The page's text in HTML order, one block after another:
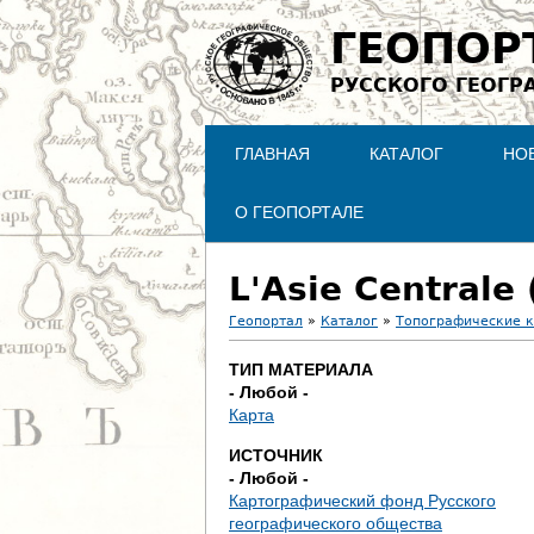
РУССКОГО
ГЛАВНАЯ КАТАЛОГ
О ГЕОПОРТАЛЕ
L'Asie Centrale
В
ы
з
д
Геопортал » Каталог » Топографические
ТИП МАТЕРИАЛА
- Любой -
Карта
ИСТОЧНИК
- Любой -
Картографический фонд Русского
географического общества